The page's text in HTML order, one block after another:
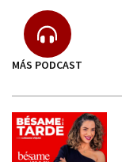
MÁS PODCAST